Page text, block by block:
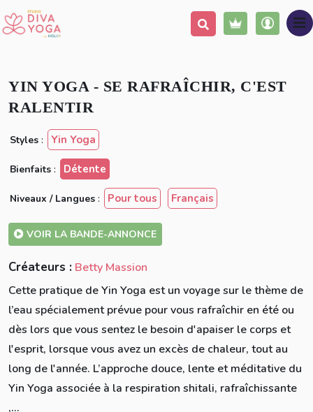
Ajouter à ma liste Partager
YIN YOGA - SE RAFRAÎCHIR, C'EST
RALENTIR
Styles : Yin Yoga
Bienfaits : Détente
Niveaux / Langues : Pour tous Français
VOIR LA BANDE-ANNONCE
Créateurs : Betty Massion
Cette pratique de Yin Yoga est un voyage sur le thème de
l’eau spécialement prévue pour vous rafraîchir en été ou
dès lors que vous sentez le besoin d'apaiser le corps et
l'esprit, lorsque vous avez un excès de chaleur, tout au
long de l'année. L’approche douce, lente et méditative du
Yin Yoga associée à la respiration shitali, rafraîchissante
,...